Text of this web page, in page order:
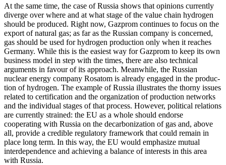
At the same time, the case of Russia shows that opinions currently
diverge over where and at what stage of the value chain hydrogen
should be produced. Right now, Gazprom continues to focus on the
export of natural gas; as far as the Russian com­pany is concerned,
gas should be used for hydrogen production only when it reaches
Germany. While this is the easiest way for Gazprom to keep its own
business model in step with the times, there are also technical
arguments in favour of its approach. Mean­while, the Russian
nuclear energy company Rosatom is already engaged in the produc­
tion of hydrogen. The example of Russia illustrates the thorny issues
related to cer­tification and the organization of produc­tion networks
and the individual stages of that process. However, political relations
are currently strained: the EU as a whole should endorse
cooperating with Russia on the decarbonization of gas and, above
all, provide a credible regulatory framework that could remain in
place long term. In this way, the EU would emphasize mutual
interdependence and achieving a balance of interests in this area
with Russia.